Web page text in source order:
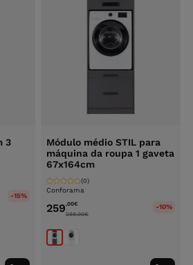
3
-15%
Módulo médio STIL para
máquina da roupa 1 gaveta
67x164cm
Conforama
(0)
259,00€
289.00€
-10%